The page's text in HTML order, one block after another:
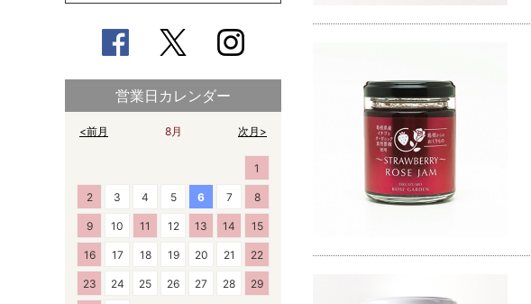
営業日カレンダー
8月
<前月 次月>
1
2 3 4 5 6 7 8
9 10 11 12 13 14 15
16 17 18 19 20 21 22
23 24 25 26 27 28 29